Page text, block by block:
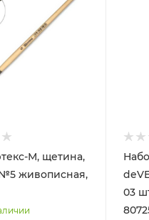
М, щетина,
живописная,
03